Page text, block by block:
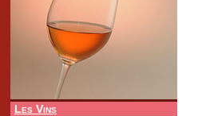
Les Vins